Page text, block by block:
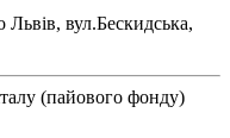
Львів, вул.Бескидська,
(пайового фонду)